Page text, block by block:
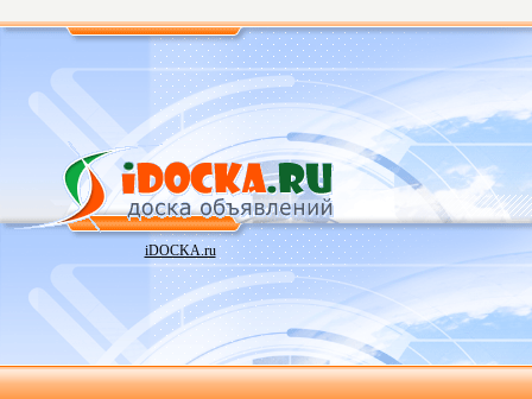
iDOCKA.ru